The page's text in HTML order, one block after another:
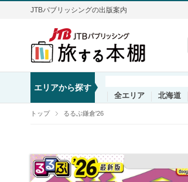
JTBパブリッシングの出版案内
エリアから探す
全エリア
北海道
トップ るるぶ鎌倉'26